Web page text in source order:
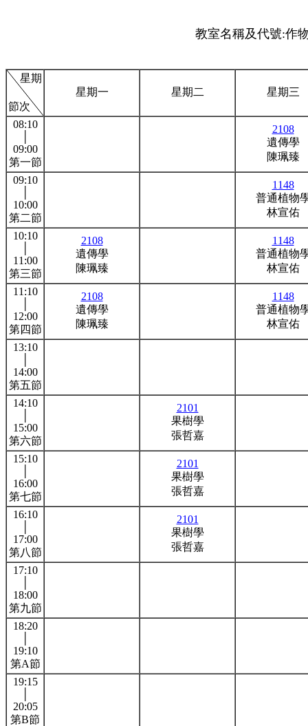
教室名稱及代號:作
星期
節次
星期一 星期二 星期三
08:10
09:00
第一節
2108
遺傳學
陳珮臻
09:10
10:00
第二節
1148
普通植物
林宣佑
10:10
11:00
第三節
2108
遺傳學
陳珮臻
1148
普通植物
林宣佑
11:10
12:00
第四節
2108
遺傳學
陳珮臻
1148
普通植物
林宣佑
13:10
14:00
第五節
14:10
15:00
第六節
2101
果樹學
張哲嘉
15:10
16:00
第七節
2101
果樹學
張哲嘉
16:10
17:00
第八節
2101
果樹學
張哲嘉
17:10
18:00
第九節
18:20
19:10
第A節
19:15
20:05
第B節